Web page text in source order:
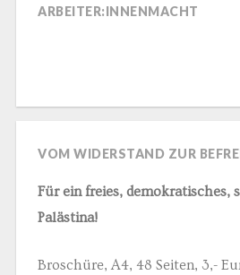
ARBEITER:INNENMACHT
VOM WIDERSTAND ZUR
Für ein freies, demokratisches,
Palästina!
Broschüre, A4, 48 Seiten, 3,-